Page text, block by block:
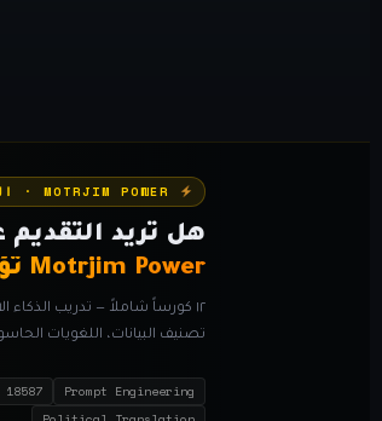
هل تريد
Motrjim Power تؤهِّلك لكل واحدة منها
تصنيف البيانات، اللغويات
Prompt Engineering
18587